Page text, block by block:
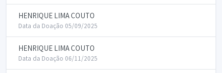
HENRIQUE LIMA COUTO
Data da Doação 05/09/2025
HENRIQUE LIMA COUTO
Data da Doação 06/11/2025